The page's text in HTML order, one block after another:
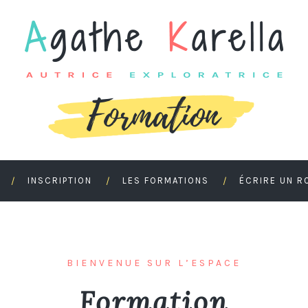
INSCRIPTION LES FORMATIONS ÉCRIRE UN
BIENVENUE SUR L’ESPACE